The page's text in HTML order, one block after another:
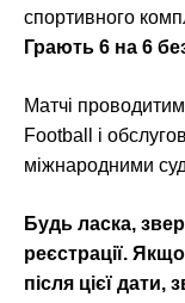
спортивного
Грають 6 на 6
Матчі
Football і
міжнародними
Будь ласка,
реєстрації.
після цієї дати,